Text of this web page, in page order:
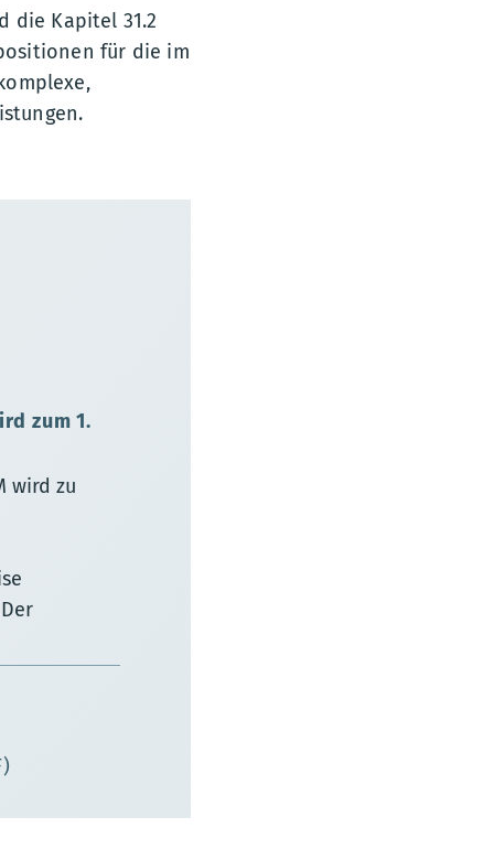
die Kapitel 31.2
für die im
zum 1.
wird zu